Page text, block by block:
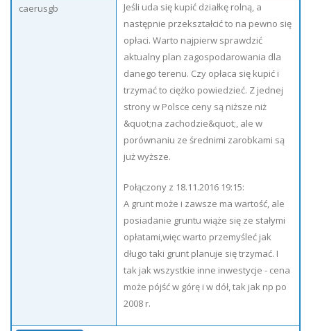
caerusgb
Jeśli uda się kupić działkę rolną, a
następnie przekształcić to na pewno się
opłaci. Warto najpierw sprawdzić
aktualny plan zagospodarowania dla
danego terenu. Czy opłaca się kupić i
trzymać to ciężko powiedzieć. Z jednej
strony w Polsce ceny są niższe niż
&quot;na zachodzie&quot;, ale w
porównaniu ze średnimi zarobkami są
już wyższe.
Połączony z 18.11.2016 19:15:
A grunt może i zawsze ma wartość, ale
posiadanie gruntu wiąże się ze stałymi
opłatami,więc warto przemyśleć jak
długo taki grunt planuje się trzymać. I
tak jak wszystkie inne inwestycje - cena
może pójść w górę i w dół, tak jak np po
2008 r.